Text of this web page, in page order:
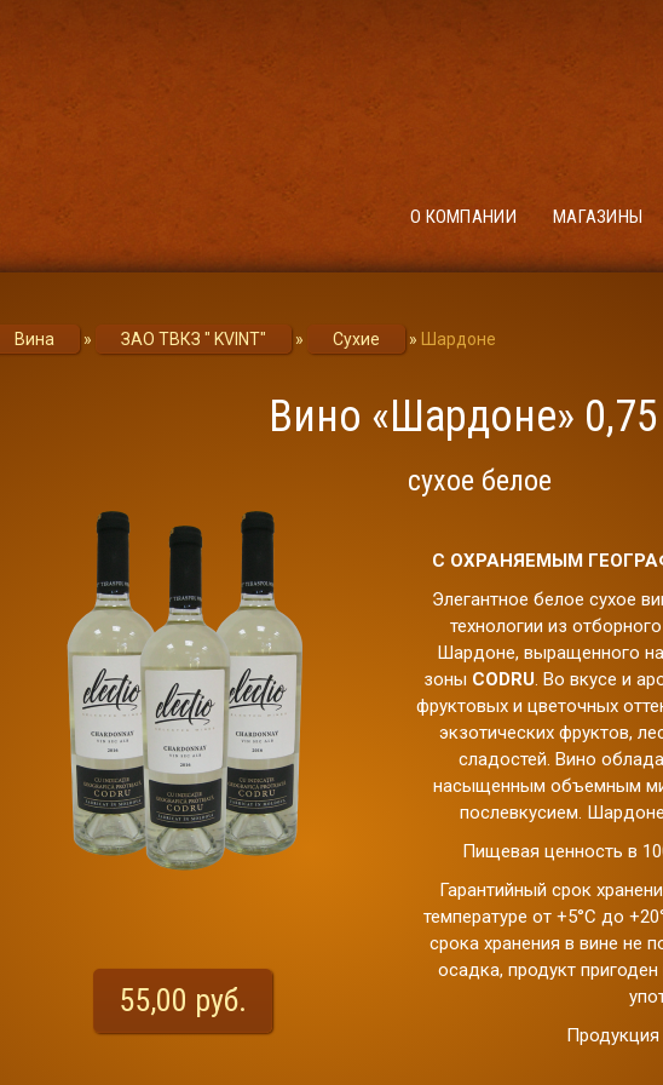
О КОМПАНИИ МАГАЗИНЫ
Вина » ЗАО ТВКЗ " KVINT" » Сухие » Шардоне
Вино «Шардоне»
сухое белое
55,00 руб.
С ОХРАНЯЕМЫМ
Элегантное белое сухое
технологии из
Шардоне, выращенного
зоны CODRU. Во вкусе и
фруктовых и цветочных
экзотических фруктов,
сладостей. Вино
насыщенным объемным
послевкусием.
Пищевая ценность в
Гарантийный срок
температуре от +5°С до
срока хранения в вине не
осадка, продукт
Продукция